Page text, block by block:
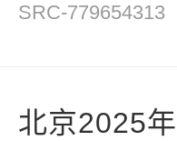
SRC-779654313
北京2025